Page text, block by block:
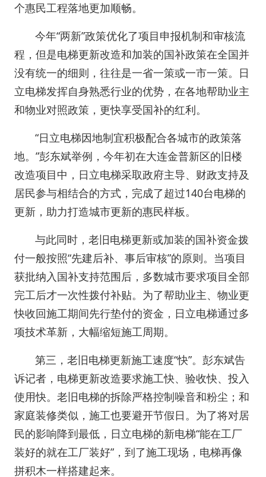
个惠民工程落地更加顺畅。
今年“两新”政策优化了项目申报机制和审核流
程，但是电梯更新改造和加装的国补政策在全国并
没有统一的细则，往往是一省一策或一市一策。日
立电梯发挥自身熟悉行业的优势，在各地帮助业主
和物业对照政策，更快享受国补的红利。
“日立电梯因地制宜积极配合各城市的政策落
地。”彭东斌举例，今年初在大连金普新区的旧楼
改造项目中，日立电梯采取政府主导、财政支持及
居民参与相结合的方式，完成了超过140台电梯的
更新，助力打造城市更新的惠民样板。
与此同时，老旧电梯更新或加装的国补资金拨
付一般按照“先建后补、事后审核”的原则。当项目
获批纳入国补支持范围后，多数城市要求项目全部
完工后才一次性拨付补贴。为了帮助业主、物业更
快收回施工期间先行垫付的资金，日立电梯通过多
项技术革新，大幅缩短施工周期。
第三，老旧电梯更新施工速度“快”。彭东斌告
诉记者，电梯更新改造要求施工快、验收快、投入
使用快。老旧电梯的拆除严格控制噪音和粉尘；和
家庭装修类似，施工也要避开节假日。为了将对居
民的影响降到最低，日立电梯的新电梯“能在工厂
装好的就在工厂装好”，到了施工现场，电梯再像
拼积木一样搭建起来。